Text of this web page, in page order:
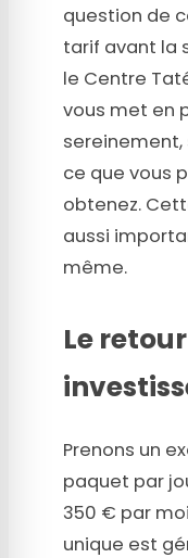
question de
tarif avant la
le Centre
vous met en
sereinement,
ce que vous
obtenez.
aussi
même.
Le
Prenons un
paquet par
350 € par
unique est